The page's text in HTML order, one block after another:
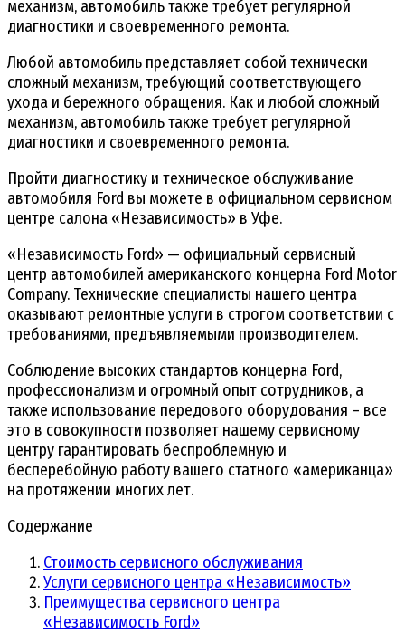
механизм, автомобиль также требует регулярной
диагностики и своевременного ремонта.
Любой автомобиль представляет собой технически
сложный механизм, требующий соответствующего
ухода и бережного обращения. Как и любой сложный
механизм, автомобиль также требует регулярной
диагностики и своевременного ремонта.
Пройти диагностику и техническое обслуживание
автомобиля Ford вы можете в официальном сервисном
центре салона «Независимость» в Уфе.
«Независимость Ford» — официальный сервисный
центр автомобилей американского концерна Ford Motor
Company. Технические специалисты нашего центра
оказывают ремонтные услуги в строгом соответствии с
требованиями, предъявляемыми производителем.
Соблюдение высоких стандартов концерна Ford,
профессионализм и огромный опыт сотрудников, а
также использование передового оборудования – все
это в совокупности позволяет нашему сервисному
центру гарантировать беспроблемную и
бесперебойную работу вашего статного «американца»
на протяжении многих лет.
Содержание
Стоимость сервисного обслуживания
Услуги сервисного центра «Независимость»
Преимущества сервисного центра
«Независимость Ford»